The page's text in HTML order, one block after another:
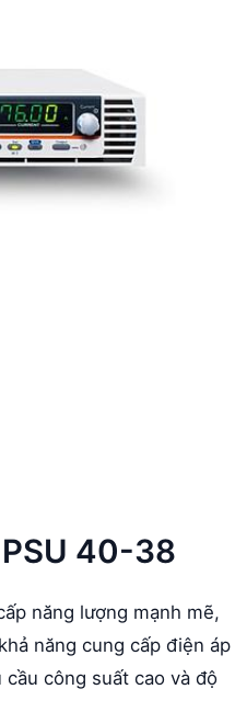
40-38
năng lượng mạnh mẽ,
năng cung cấp điện áp
công suất cao và độ